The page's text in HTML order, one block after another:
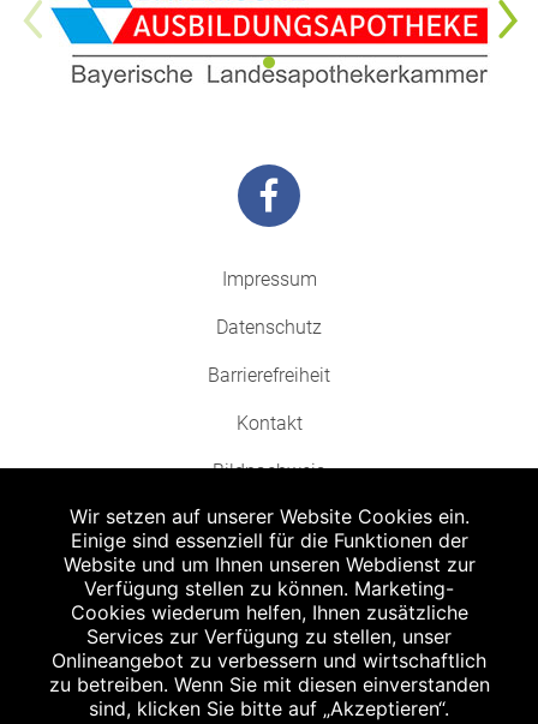
Impressum
Datenschutz
Barrierefreiheit
Kontakt
Bildnachweis
Abgabe in haushaltsüblichen Mengen, solange der Vorrat reicht. Für Druck-
und Satzfehler keine Haftung.
Zu Risiken und Nebenwirkungen lesen Sie die Packungsbeilage und fragen
Sie Ihren Arzt oder Apotheker.
Angabe nach der deutschen Arzneimitteltaxe Apothekenerstattungspreis
Wir setzen auf unserer Website Cookies ein.
Einige sind essenziell für die Funktionen der
Website und um Ihnen unseren Webdienst zur
Verfügung stellen zu können. Marketing-
Cookies wiederum helfen, Ihnen zusätzliche
Services zur Verfügung zu stellen, unser
Onlineangebot zu verbessern und wirtschaftlich
zu betreiben. Wenn Sie mit diesen einverstanden
sind, klicken Sie bitte auf „Akzeptieren“.